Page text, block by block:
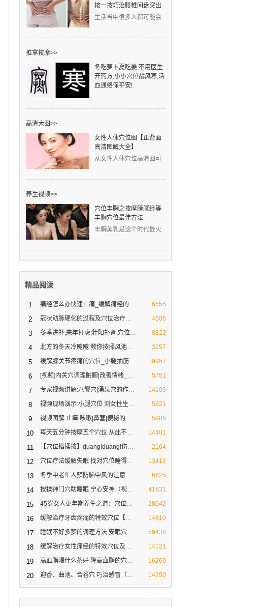
按一按巧治腰椎间盘突出
生活当中很多人都可能会
推拿按摩>>
冬吃萝卜夏吃姜,不用医生
开药方;小小穴位战风寒,活
血通络保平安!
高清大图>>
女性人体穴位图【正背面
高清图解大全】
从女性人体穴位高清图可
养生视频>>
穴位丰胸之按摩膀胱经等
丰胸穴位最佳方法
丰胸美乳是这个时代最火
精品阅读
1 痛经怎么办快速止痛_缓解痛经的穴 痛经●妇科疾病不担心-按摩祛病好心情
6555
2 冠状动脉硬化的过程及穴位治疗方法 人到30岁以后，你的心脏就开始不想“工作”
4506
3 冬季进补,来年打虎;壮阳补肾,穴位冬季壮阳补肾不一定要吃药,用好这些免费的方
8822
4 北方的冬天冷飕飕 教你按揉风池穴 教你三招预防贼风偷袭 防治头痛头晕
3257
5 缓解膝关节疼痛的穴位_小腿抽筋急 缓解治疗腿脚疼痛的穴位及养生方法[专家视频
19957
6 [视频]内关穴调理脏腑|改善情绪_桂 内关穴:调理脏腑 改善不良情绪
5751
7 专家视频讲解:八髎穴|涌泉穴的作用 八髎穴|涌泉穴补益肾气
14103
8 视频现场演示:小腿穴位 测女性生理 按压小腿上的脾经穴位 揭秘女性青春密码
5921
9 视频图解:止痒|咳嗽|鼻塞|便秘的常 [向穴位要健康]刘教授现场演示:按摩穴位可以
5905
10 每天五分钟按摩五个穴位 从此不再 穴位按摩治疗打呼噜
14401
11 【穴位掐揉按】duang!duang!伤风感 【穴位掐揉按】duang duang!伤风感冒就这
2164
12 穴位疗法缓解失眠 找对穴位睡得香 穴位疗法缓解失眠 找对穴位睡得香
13412
13 冬季中老年人预防脑中风的注意方法 冬季中老年人预防脑中风的注意方法和穴位
6625
14 按揉神门穴助睡眠 宁心安神（视频图 按揉神门穴助睡眠 宁心安神（视频图解）
41631
15 45岁女人更年期养生之道：穴位按摩 女人保养秘诀
28642
16 缓解治疗牙齿疼痛的特效穴位【按摩 牙齿疼痛难忍 如何缓解 求偏方
14810
17 睡眠不好多梦的调理方法 安眠穴助 睡眠不好多梦的调理方法 安眠穴助睡眠
59438
18 缓解治疗女性痛经的特效穴位及小偏 穴位按摩缓解治疗女性痛经
14121
19 高血脂喝什么茶好 降高血脂的穴位 高血脂的治疗与饮食
16269
20 迎香、曲池、合谷穴 巧治感冒（专家 迎香、曲池、合谷穴 三个穴位巧治感冒
14750